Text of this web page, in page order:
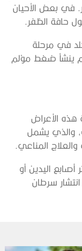
في بعض الأحيان
حافة الظفر.
في مرحلة
ينشأ ضغط مؤلم
هذه الأعراض
والذي يشمل
المناعي.
اليدين أو
سرطان